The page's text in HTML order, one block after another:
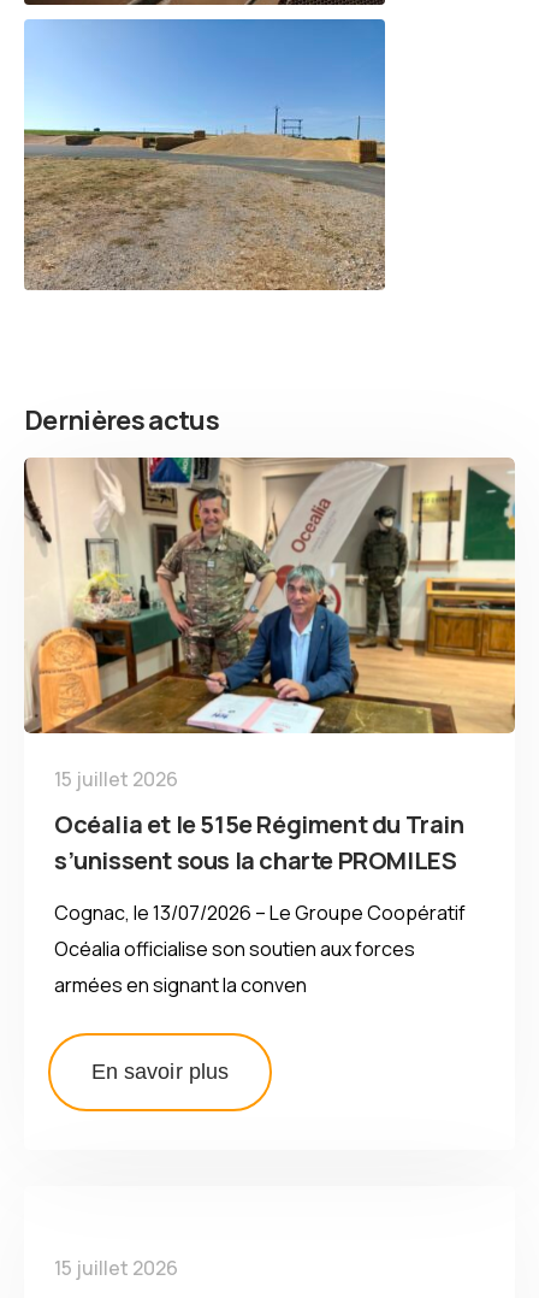
Dernières actus
15 juillet 2026
Océalia et le 515e Régiment du Train
s’unissent sous la charte PROMILES
Cognac, le 13/07/2026 – Le Groupe Coopératif
Océalia officialise son soutien aux forces
armées en signant la conven
En savoir plus
15 juillet 2026